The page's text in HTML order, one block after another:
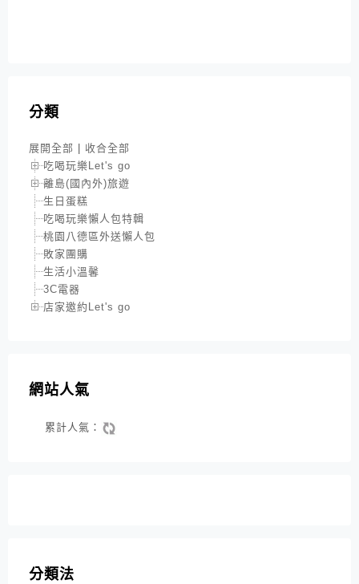
分類
展開全部
收合全部
吃喝玩樂Let's go
離島(國內外)旅遊
生日蛋糕
吃喝玩樂懶人包特輯
桃園八德區外送懶人包
敗家團購
生活小溫馨
3C電器
店家邀約Let's go
網站人氣
累計人氣：
分類法